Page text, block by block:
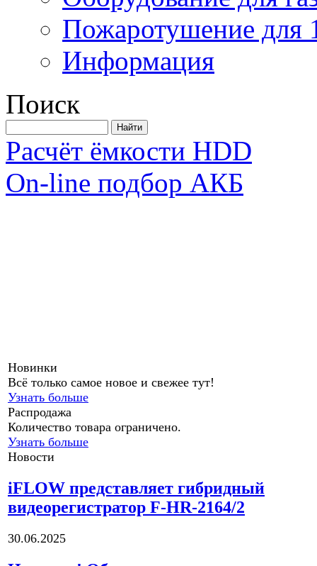
Пожаротушение для
Информация
Поиск
Расчёт ёмкости HDD
On-line подбор АКБ
Новинки
Всё только самое новое и свежее тут!
Узнать больше
Распродажа
Количество товара ограничено.
Узнать больше
Новости
iFLOW представляет гибридный
видеорегистратор F-HR-2164/2
30.06.2025